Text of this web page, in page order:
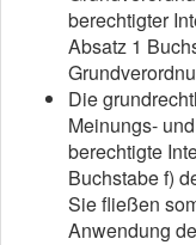
berechtigter
Absatz 1
Die
Meinungs-
berechtigte
Buchstabe f)
Sie fließen
Anwendung